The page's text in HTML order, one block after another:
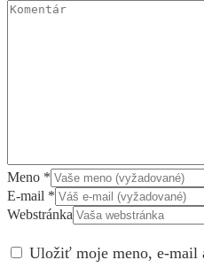
Meno *
E-mail *
Webstránka
Uložiť moje meno, e-mail